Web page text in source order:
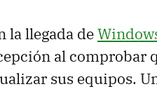
la llegada de
al comprobar
sus equipos.